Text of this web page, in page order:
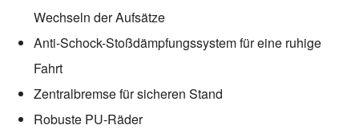
Wechseln der Aufsätze
Anti-Schock-Stoßdämpfungssystem für eine ruhige
Fahrt
Zentralbremse für sicheren Stand
Robuste PU-Räder